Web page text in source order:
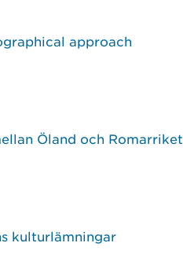
approach
Öland och Romarriket
kulturlämningar